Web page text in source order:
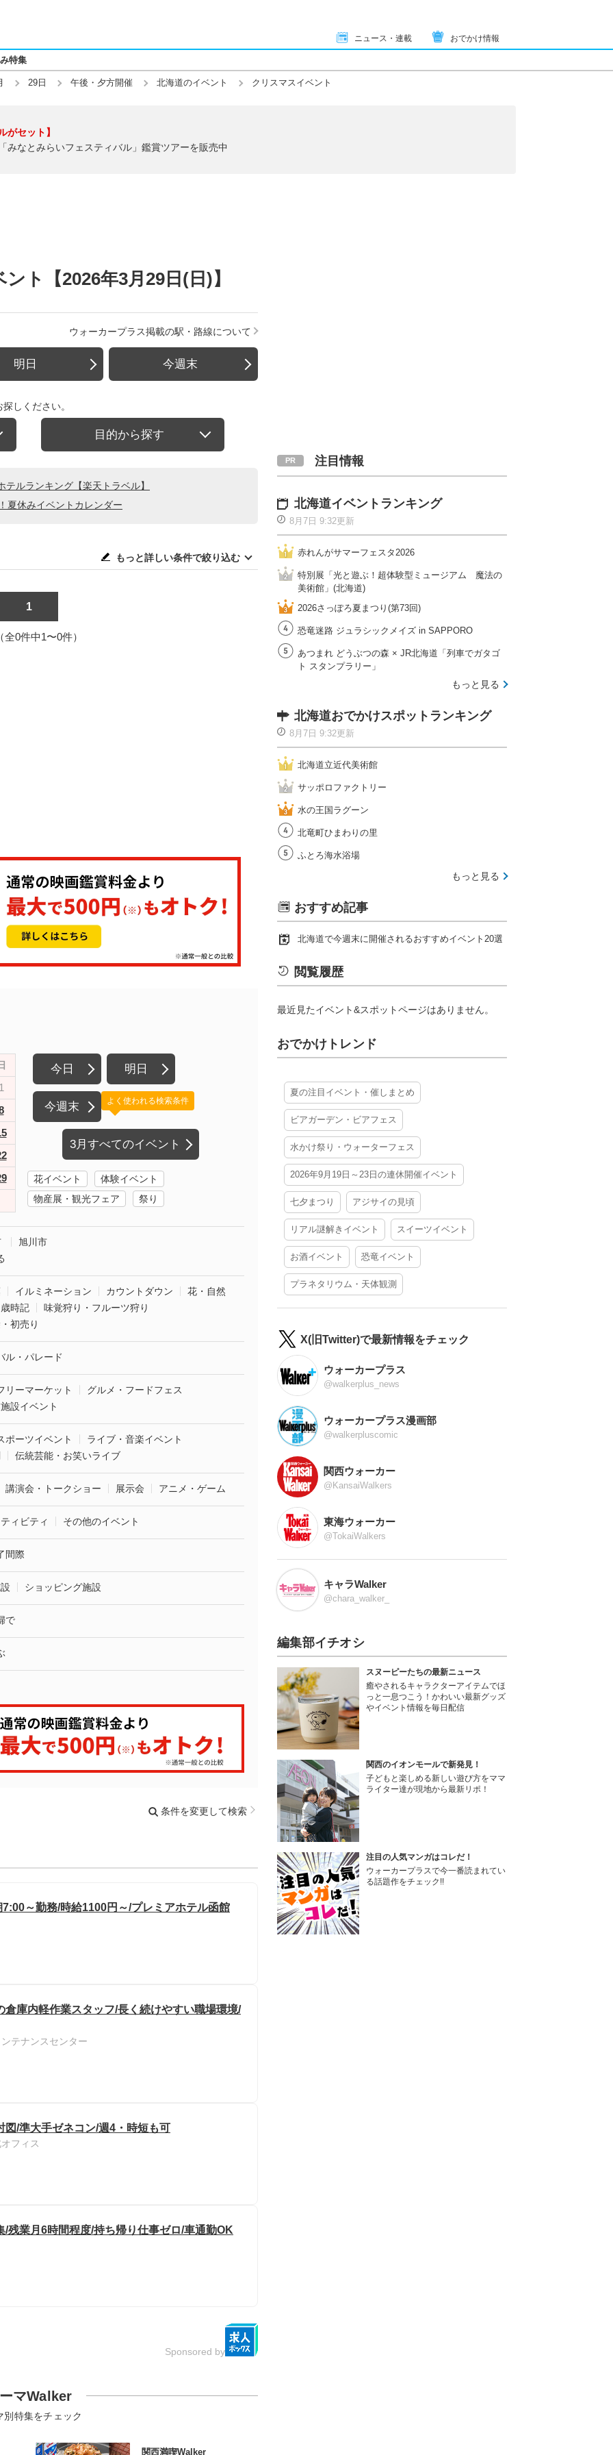
ニュース・連載 おでかけ情報
特集
29日 午後・夕方開催 北海道のイベント クリスマスイベント
がセット】
みなとみらいフェスティバル」鑑賞ツアーを販売中
ト【2026年3月29日(日)】
ウォーカープラス掲載の駅・路線について
明日 今週末
しください。
目的から探す
ルランキング【楽天トラベル】
夏休みイベントカレンダー
もっと詳しい条件で絞り込む
1
全0件中1〜0件）
今日 明日
今週末
3月すべてのイベント
よく使われる検索条件
花イベント
体験イベント
物産展・観光フェア
祭り
旭川市
イルミネーション カウントダウン
花・自然
時記
味覚狩り・フルーツ狩り
初売り
ル・パレード
リーマーケット
グルメ・フードフェス
設イベント
ポーツイベント
ライブ・音楽イベント
伝統芸能・お笑いライブ
講演会・トークショー 展示会 アニメ・ゲーム
ィビティ その他のイベント
間際
ショッピング施設
で
条件を変更して検索
～勤務/時給1100円～/プレミアホテル函館
庫内軽作業スタッフ/長く続けやすい職場環境/
テナンスセンター
/準大手ゼネコン/週4・時短も可
フィス
残業月6時間程度/持ち帰り仕事ゼロ/車通勤OK
Sponsored by
マWalker
別特集をチェック
関西満喫Walker
注目情報
北海道イベントランキング
8月7日 9:32更新
赤れんがサマーフェスタ2026
特別展「光と遊ぶ！超体験型ミュージアム 魔法の
美術館」(北海道)
2026さっぽろ夏まつり(第73回)
恐竜迷路 ジュラシックメイズ in SAPPORO
あつまれ どうぶつの森 × JR北海道「列車でガタゴ
ト スタンプラリー」
もっと見る
北海道おでかけスポットランキング
8月7日 9:32更新
北海道立近代美術館
サッポロファクトリー
水の王国ラグーン
北竜町ひまわりの里
ふとろ海水浴場
もっと見る
おすすめ記事
北海道で今週末に開催されるおすすめイベント20選
閲覧履歴
最近見たイベント&スポットページはありません。
おでかけトレンド
夏の注目イベント・催しまとめ
ビアガーデン・ビアフェス
水かけ祭り・ウォーターフェス
2026年9月19日～23日の連休開催イベント
七夕まつり アジサイの見頃
リアル謎解きイベント スイーツイベント
お酒イベント 恐竜イベント
プラネタリウム・天体観測
X(旧Twitter)で最新情報をチェック
ウォーカープラス
@walkerplus_news
ウォーカープラス漫画部
@walkerpluscomic
関西ウォーカー
@KansaiWalkers
東海ウォーカー
@TokaiWalkers
キャラWalker
@chara_walker_
編集部イチオシ
スヌーピーたちの最新ニュース
癒やされるキャラクターアイテムでほ
っと一息つこう！かわいい最新グッズ
やイベント情報を毎日配信
関西のイオンモールで新発見！
子どもと楽しめる新しい遊び方をママ
ライター達が現地から最新リポ！
注目の人気マンガはコレだ！
ウォーカープラスで今一番読まれてい
る話題作をチェック!!